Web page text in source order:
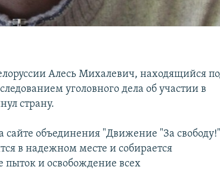
Алесь Михалевич, находящийся
уголовного дела об участии в
страну.
объединения "Движение "За
в надежном месте и собирается
пыток и освобождение всех